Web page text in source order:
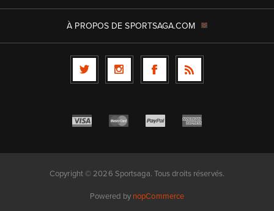
À PROPOS DE SPORTSAGA.COM
Copyright © 2026 Sportsaga. Tous droits réservés.
Powered by nopCommerce